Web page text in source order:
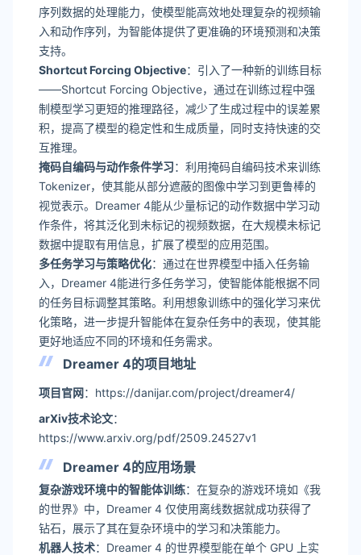
序列数据的处理能力，使模型能高效地处理复杂的视频输
入和动作序列，为智能体提供了更准确的环境预测和决策
支持。
Shortcut Forcing Objective：引入了一种新的训练目标
——Shortcut Forcing Objective，通过在训练过程中强
制模型学习更短的推理路径，减少了生成过程中的误差累
积，提高了模型的稳定性和生成质量，同时支持快速的交
互推理。
掩码自编码与动作条件学习：利用掩码自编码技术来训练
Tokenizer，使其能从部分遮蔽的图像中学习到更鲁棒的
视觉表示。Dreamer 4能从少量标记的动作数据中学习动
作条件，将其泛化到未标记的视频数据，在大规模未标记
数据中提取有用信息，扩展了模型的应用范围。
多任务学习与策略优化：通过在世界模型中插入任务输
入，Dreamer 4能进行多任务学习，使智能体能根据不同
的任务目标调整其策略。利用想象训练中的强化学习来优
化策略，进一步提升智能体在复杂任务中的表现，使其能
更好地适应不同的环境和任务需求。
Dreamer 4的项目地址
项目官网：https://danijar.com/project/dreamer4/
arXiv技术论文：
https://www.arxiv.org/pdf/2509.24527v1
Dreamer 4的应用场景
复杂游戏环境中的智能体训练：在复杂的游戏环境如《我
的世界》中，Dreamer 4 仅使用离线数据就成功获得了
钻石，展示了其在复杂环境中的学习和决策能力。
机器人技术：Dreamer 4 的世界模型能在单个 GPU 上实